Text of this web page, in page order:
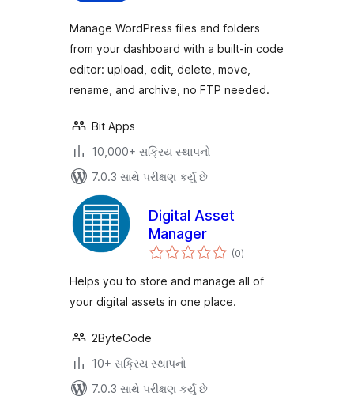
Manage WordPress files and folders
from your dashboard with a built-in code
editor: upload, edit, delete, move,
rename, and archive, no FTP needed.
Bit Apps
10,000+ સક્રિય સ્થાપનો
7.0.3 સાથે પરીક્ષણ કર્યું છે
Digital Asset
Manager
(0કુલ
રેટિંગ્સ
)
Helps you to store and manage all of
your digital assets in one place.
2ByteCode
10+ સક્રિય સ્થાપનો
7.0.3 સાથે પરીક્ષણ કર્યું છે